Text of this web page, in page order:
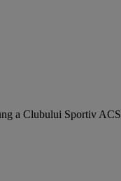
a Clubului Sportiv ACS